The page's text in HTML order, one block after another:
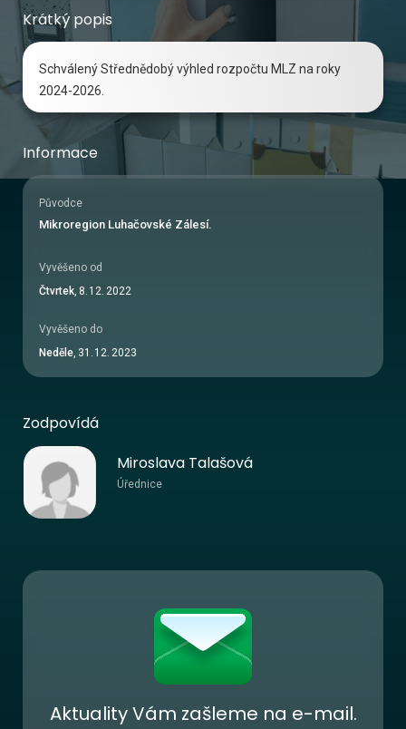
Krátký popis
Schválený Střednědobý výhled rozpočtu MLZ na roky
2024-2026.
Informace
Původce
Mikroregion Luhačovské Zálesí.
Vyvěšeno od
Čtvrtek, 8. 12. 2022
Vyvěšeno do
Neděle, 31 . 12. 2023
Zodpovídá
Miroslava Talašová
Úřednice
Aktuality Vám zašleme na e-mail.